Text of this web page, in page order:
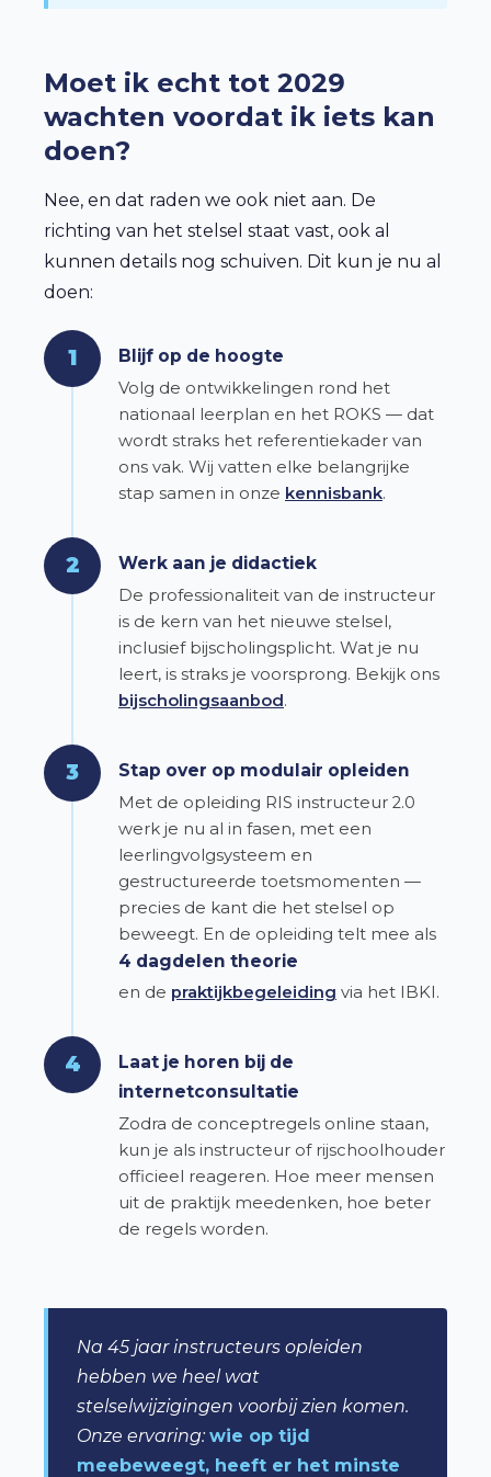
Moet ik echt tot 2029
wachten voordat ik iets kan
doen?
Nee, en dat raden we ook niet aan. De
richting van het stelsel staat vast, ook al
kunnen details nog schuiven. Dit kun je nu al
doen:
1 Blijf op de hoogte
Volg de ontwikkelingen rond het
nationaal leerplan en het ROKS — dat
wordt straks het referentiekader van
ons vak. Wij vatten elke belangrijke
stap samen in onze kennisbank.
2 Werk aan je didactiek
De professionaliteit van de instructeur
is de kern van het nieuwe stelsel,
inclusief bijscholingsplicht. Wat je nu
leert, is straks je voorsprong. Bekijk ons
bijscholingsaanbod.
3 Stap over op modulair opleiden
Met de opleiding RIS instructeur 2.0
werk je nu al in fasen, met een
leerlingvolgsysteem en
gestructureerde toetsmomenten —
precies de kant die het stelsel op
beweegt. En de opleiding telt mee als
4 dagdelen theorie
en de praktijkbegeleiding via het IBKI.
4
Laat je horen bij de
internetconsultatie
Zodra de conceptregels online staan,
kun je als instructeur of rijschoolhouder
officieel reageren. Hoe meer mensen
uit de praktijk meedenken, hoe beter
de regels worden.
Na 45 jaar instructeurs opleiden
hebben we heel wat
stelselwijzigingen voorbij zien komen.
Onze ervaring: wie op tijd
meebeweegt, heeft er het minste